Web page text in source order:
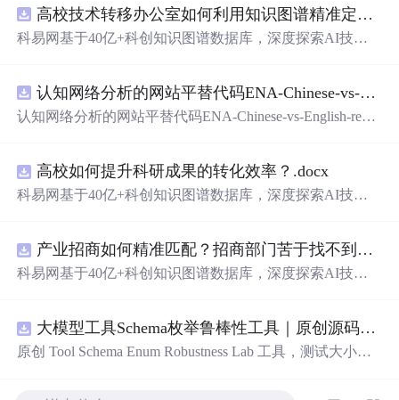
高校技术转移办公室如何利用知识图谱精准定位产业需求与技术适配点？.docx
科易网基于40亿+科创知识图谱数据库，深度探索AI技术
新领域的AI+数智化解决方案，推动科技创新与产业创新
智能化发展。
认知网络分析的网站平替代码ENA-Chinese-vs-English-reproducible.zip
认知网络分析的网站平替代码ENA-Chinese-vs-English-repro
高校如何提升科研成果的转化效率？.docx
科易网基于40亿+科创知识图谱数据库，深度探索AI技术
新领域的AI+数智化解决方案，推动科技创新与产业创新
智能化发展。
产业招商如何精准匹配？招商部门苦于找不到符合产业链补链强链方向的目标企业怎么办？.docx
科易网基于40亿+科创知识图谱数据库，深度探索AI技术
新领域的AI+数智化解决方案，推动科技创新与产业创新
智能化发展。
大模型工具Schema枚举鲁棒性工具｜原创源码+测试+离线报告
原创 Tool Schema Enum Robustness Lab 工具，测试大小